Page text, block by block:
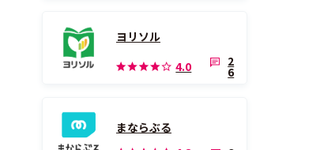
ヨリソル
4.0
2
6
まならぶる